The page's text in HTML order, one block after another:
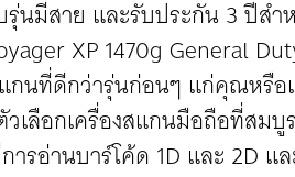
นมีสาย และรับประกัน 3 ปีสำห
XP 1470g General
กนที่ดีกว่ารุ่นก่อนๆ แก่คุณหรือ
วเลือกเครื่องสแกนมือถือที่สม
ารอ่านบาร์โค้ด 1D และ 2D แ